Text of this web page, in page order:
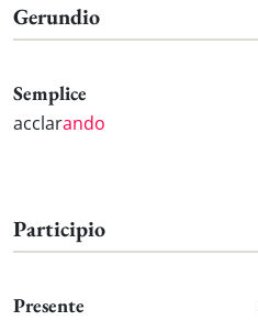
Gerundio
Semplice
acclarando
Participio
Presente